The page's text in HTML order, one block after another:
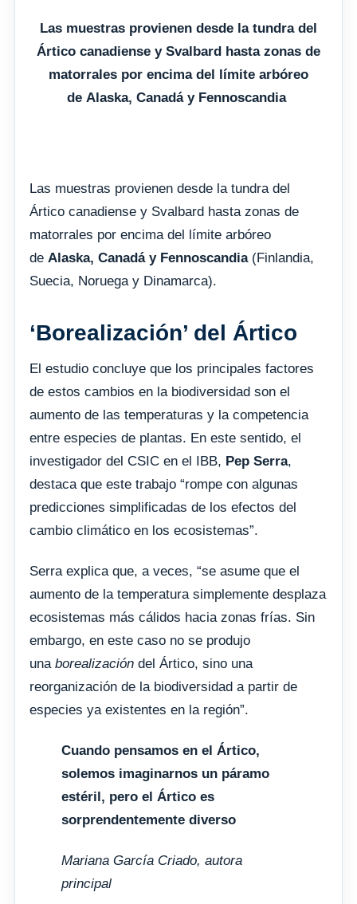
Las muestras provienen desde la tundra del
Ártico canadiense y Svalbard hasta zonas de
matorrales por encima del límite arbóreo
de Alaska, Canadá y Fennoscandia
Las muestras provienen desde la tundra del
Ártico canadiense y Svalbard hasta zonas de
matorrales por encima del límite arbóreo
de Alaska, Canadá y Fennoscandia(Finlandia,
Suecia, Noruega y Dinamarca).
‘Borealización’ del Ártico
El estudio concluye que los principales factores
de estos cambios en la biodiversidad son el
aumento de las temperaturas y la competencia
entre especies de plantas. En este sentido, el
investigador del CSIC en el IBB, Pep Serra,
destaca que este trabajo “rompe con algunas
predicciones simplificadas de los efectos del
cambio climático en los ecosistemas”.
Serra explica que, a veces, “se asume que el
aumento de la temperatura simplemente desplaza
ecosistemas más cálidos hacia zonas frías. Sin
embargo, en este caso no se produjo
una borealización del Ártico, sino una
reorganización de la biodiversidad a partir de
especies ya existentes en la región”.
Cuando pensamos en el Ártico,
solemos imaginarnos un páramo
estéril, pero el Ártico es
sorprendentemente diverso
Mariana García Criado, autora
principal